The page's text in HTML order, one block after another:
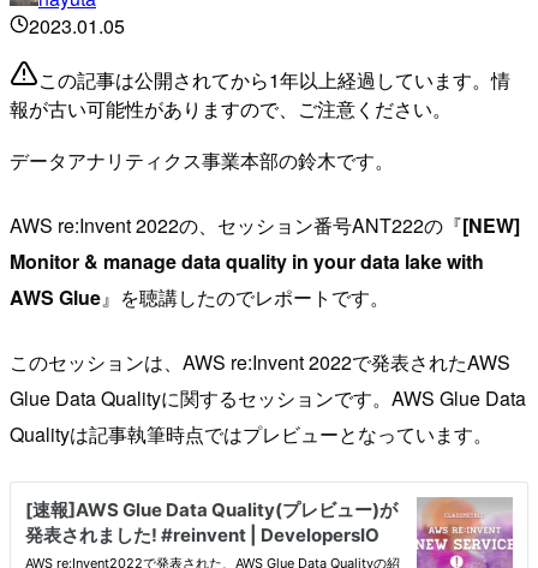
2023.01.05
この記事は公開されてから1年以上経過しています。情
報が古い可能性がありますので、ご注意ください。
データアナリティクス事業本部の鈴木です。
AWS re:Invent 2022の、セッション番号ANT222の『[NEW]
Monitor & manage data quality in your data lake with
AWS Glue』を聴講したのでレポートです。
このセッションは、AWS re:Invent 2022で発表されたAWS
Glue Data Qualityに関するセッションです。AWS Glue Data
Qualityは記事執筆時点ではプレビューとなっています。